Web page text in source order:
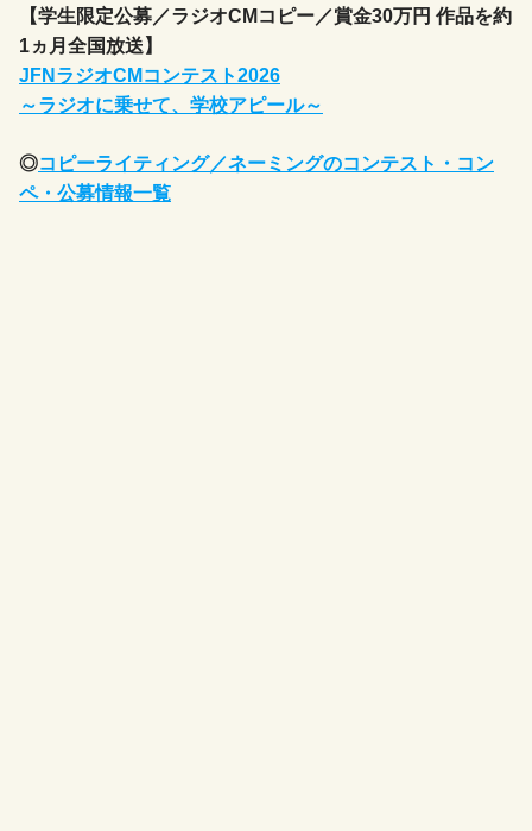
【学生限定公募／ラジオCMコピー／賞金30万円 作品を約
1ヵ月全国放送】
JFNラジオCMコンテスト2026
～ラジオに乗せて、学校アピール～
◎コピーライティング／ネーミングのコンテスト・コン
ペ・公募情報一覧